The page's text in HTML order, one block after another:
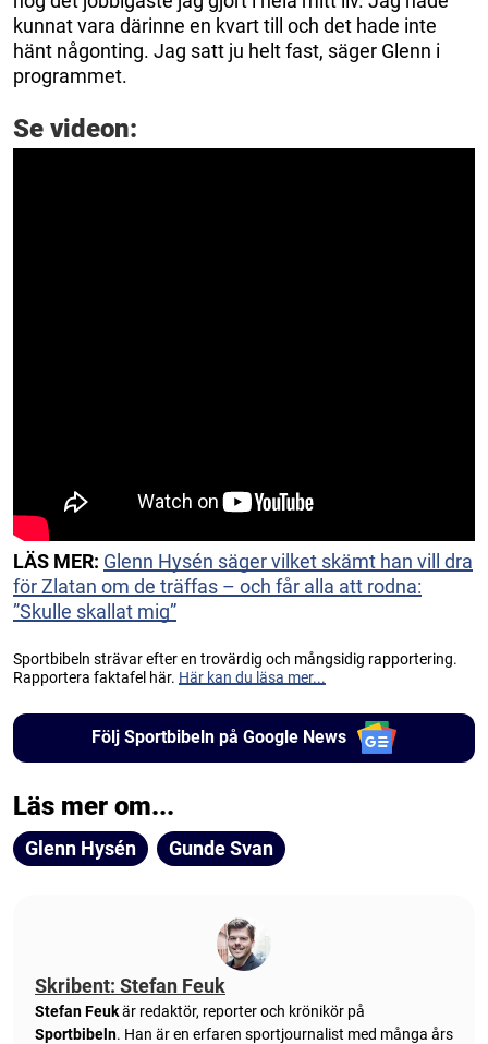
kunnat vara därinne en kvart till och det hade inte
hänt någonting. Jag satt ju helt fast, säger Glenn i
programmet.
Se videon:
LÄS MER: Glenn Hysén säger vilket skämt han vill dra
för Zlatan om de träffas – och får alla att rodna:
”Skulle skallat mig”
Sportbibeln strävar efter en trovärdig och mångsidig rapportering.
Rapportera faktafel här. Här kan du läsa mer...
Följ Sportbibeln på Google News
Läs mer om...
Glenn Hysén Gunde Svan
Skribent: Stefan Feuk
Stefan Feukär redaktör, reporter och krönikör på
Sportbibeln. Han är en erfaren sportjournalist med många års